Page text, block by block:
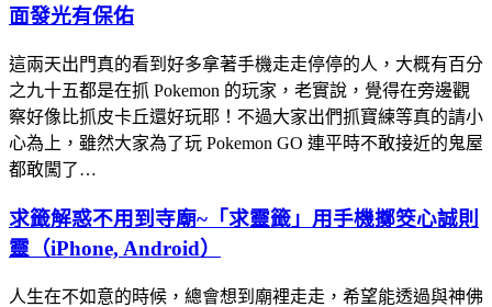
面發光有保佑
這兩天出門真的看到好多拿著手機走走停停的人，大概有百分
之九十五都是在抓 Pokemon 的玩家，老實說，覺得在旁邊觀
察好像比抓皮卡丘還好玩耶！不過大家出們抓寶練等真的請小
心為上，雖然大家為了玩 Pokemon GO 連平時不敢接近的鬼屋
都敢闖了…
求籤解惑不用到寺廟~「求靈籤」用手機擲筊心誠則
靈（iPhone, Android）
人生在不如意的時候，總會想到廟裡走走，希望能透過與神佛